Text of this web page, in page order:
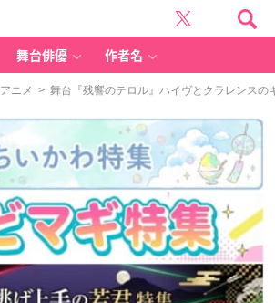
舞台俳優 作者名
アニメ > 舞台『残響のテロル』ハイヴとクラレンスの